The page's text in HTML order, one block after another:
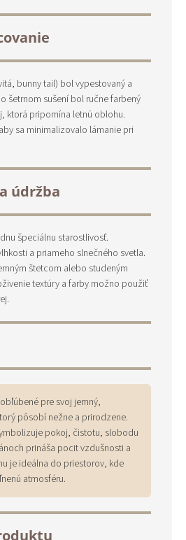
bunny tail) bol vypestovaný a
šetrnom sušení bol ručne farbený
ktorá pripomína letnú oblohu.
sa minimalizovalo lámanie pri
údržba
špeciálnu starostlivosť.
a priameho slnečného svetla.
štetcom alebo studeným
textúry a farby možno použiť
pre svoj jemný,
pôsobí nežne a prirodzene.
pokoj, čistotu, slobodu
prináša pocit vzdušnosti a
je ideálna do priestorov, kde
atmosféru.